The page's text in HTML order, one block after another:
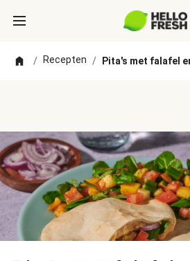
/ Recepten / Pita's met falafel